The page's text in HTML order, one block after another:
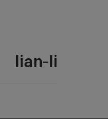
lian-li